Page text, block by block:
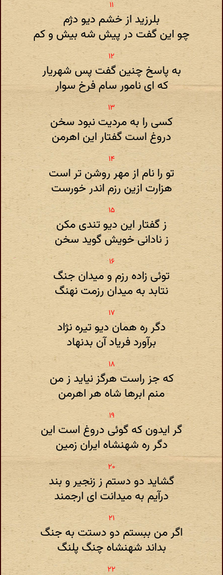
بلرزید از خشم دیو دژم
چو این گفت در پیش شه بیش و کم
به پاسخ چنین گفت پس شهریار
که ای نامور سام فرخ سوار
کسی را به مردیت نبود سخن
دروغ است گفتار این اهرمن
تو را نام از مهر روشن تر است
هزارت ازین رزم اندر خورست
ز گفتار این دیو تندی مکن
ز نادانی خویش گوید سخن
توئی زاده رزم و میدان جنگ
نتابد به میدان رزمت نهنگ
دگر ره همان دیو تیره نژاد
برآورد فریاد آن بدنهاد
که جز راست هرگز نیاید ز من
منم ابرها شاه هر اهرمن
گر ایدون که گوئی دروغ است این
دگر ره شهنشاه ایران زمین
گشاید دو دستم ز زنجیر و بند
درآیم به میدانت ای ارجمند
اگر من ببستم دو دستت به جنگ
بداند شهنشاه چنگ پلنگ